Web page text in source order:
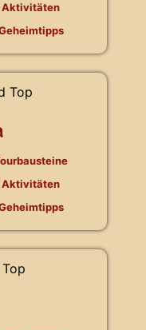
Aktivitäten
Aktivitäten